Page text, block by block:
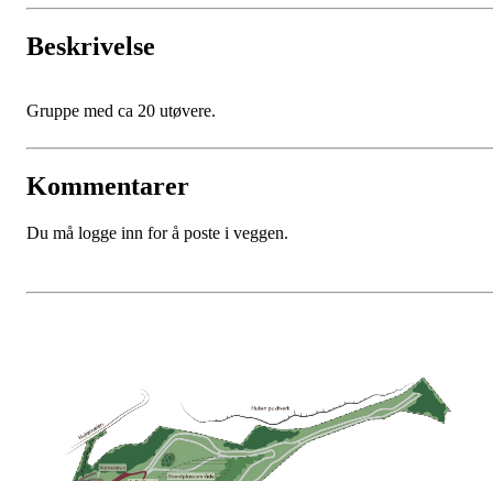
Beskrivelse
Gruppe med ca 20 utøvere.
Kommentarer
Du må logge inn for å poste i veggen.